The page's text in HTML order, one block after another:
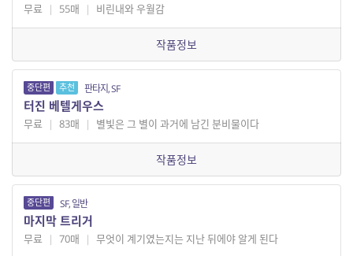
무료 | 55매 | 비린내와 우월감
작품정보
중단편 추천 판타지, SF
터진 베텔게우스
무료 | 83매 | 별빛은 그 별이 과거에 남긴 분비물이다
작품정보
중단편 SF, 일반
마지막 트리거
무료 | 70매 | 무엇이 계기였는지는 지난 뒤에야 알게 된다